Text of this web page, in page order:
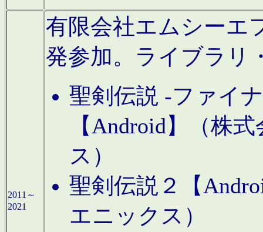
2011～
2021
有限会社エムシーエ
発参加。ライブラリ
聖剣伝説 -ファイ
【Android】（株
ス）
聖剣伝説２【
エニックス）